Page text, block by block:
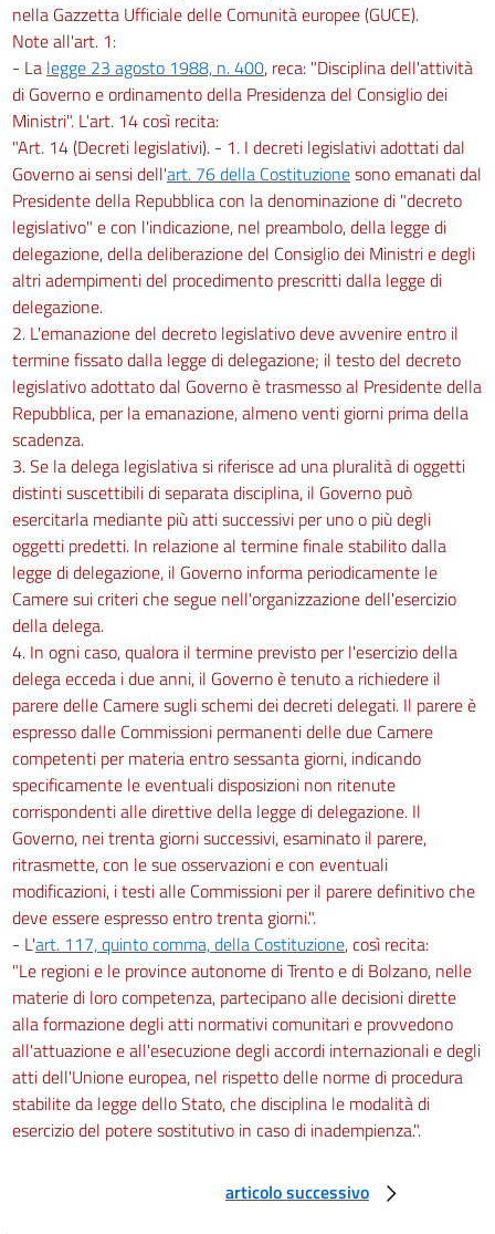
nella Gazzetta Ufficiale delle Comunità europee (GUCE).
Note all'art. 1:
- La legge 23 agosto 1988, n. 400, reca: "Disciplina dell'attività
di Governo e ordinamento della Presidenza del Consiglio dei
Ministri". L'art. 14 così recita:
"Art. 14 (Decreti legislativi). - 1. I decreti legislativi adottati dal
Governo ai sensi dell'art. 76 della Costituzionesono emanati dal
Presidente della Repubblica con la denominazione di "decreto
legislativo" e con l'indicazione, nel preambolo, della legge di
delegazione, della deliberazione del Consiglio dei Ministri e degli
altri adempimenti del procedimento prescritti dalla legge di
delegazione.
2. L'emanazione del decreto legislativo deve avvenire entro il
termine fissato dalla legge di delegazione; il testo del decreto
legislativo adottato dal Governo è trasmesso al Presidente della
Repubblica, per la emanazione, almeno venti giorni prima della
scadenza.
3. Se la delega legislativa si riferisce ad una pluralità di oggetti
distinti suscettibili di separata disciplina, il Governo può
esercitarla mediante più atti successivi per uno o più degli
oggetti predetti. In relazione al termine finale stabilito dalla
legge di delegazione, il Governo informa periodicamente le
Camere sui criteri che segue nell'organizzazione dell'esercizio
della delega.
4. In ogni caso, qualora il termine previsto per l'esercizio della
delega ecceda i due anni, il Governo è tenuto a richiedere il
parere delle Camere sugli schemi dei decreti delegati. Il parere è
espresso dalle Commissioni permanenti delle due Camere
competenti per materia entro sessanta giorni, indicando
specificamente le eventuali disposizioni non ritenute
corrispondenti alle direttive della legge di delegazione. Il
Governo, nei trenta giorni successivi, esaminato il parere,
ritrasmette, con le sue osservazioni e con eventuali
modificazioni, i testi alle Commissioni per il parere definitivo che
deve essere espresso entro trenta giorni.".
- L'art. 117, quinto comma, della Costituzione, così recita:
"Le regioni e le province autonome di Trento e di Bolzano, nelle
materie di loro competenza, partecipano alle decisioni dirette
alla formazione degli atti normativi comunitari e provvedono
all'attuazione e all'esecuzione degli accordi internazionali e degli
atti dell'Unione europea, nel rispetto delle norme di procedura
stabilite da legge dello Stato, che disciplina le modalità di
esercizio del potere sostitutivo in caso di inadempienza.".
articolo successivo